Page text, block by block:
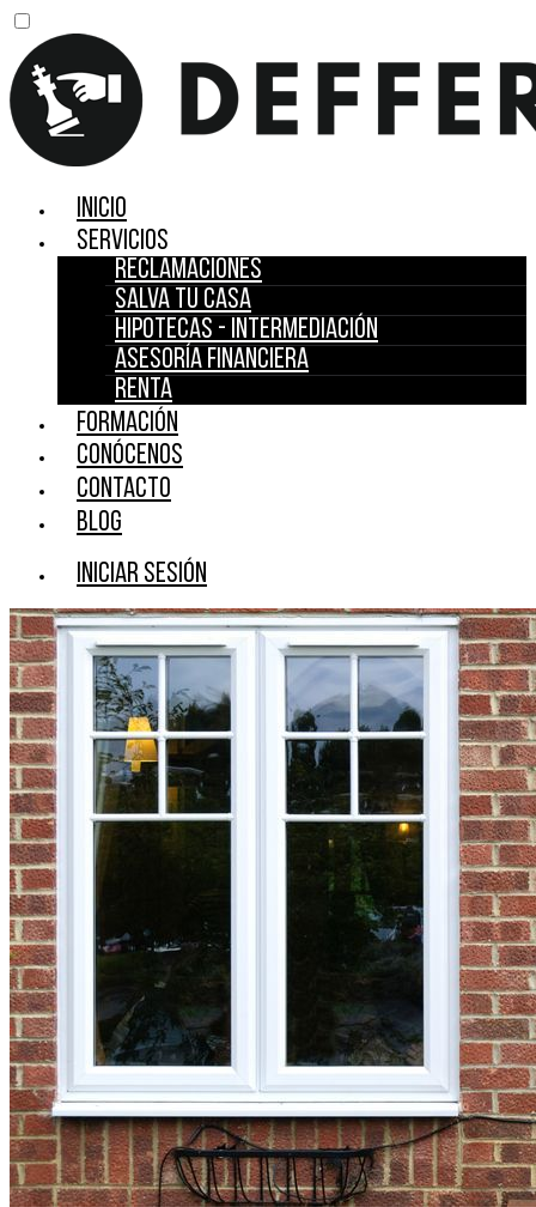
Inicio
Servicios
Reclamaciones
Salva tu casa
Hipotecas - Intermediación
Asesoría financiera
Renta
Formación
Conócenos
Contacto
Blog
Iniciar sesión